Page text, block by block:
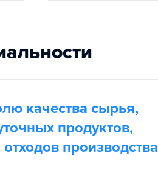
качества сырья,
продуктов,
производства